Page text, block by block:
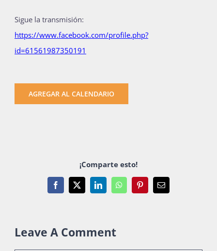
Sigue la transmisión:
https://www.facebook.com/profile.php?
id=61561987350191
AGREGAR AL CALENDARIO
¡Comparte esto!
Facebook
X LinkedInWhatsAppPinterestEmail
Leave A Comment